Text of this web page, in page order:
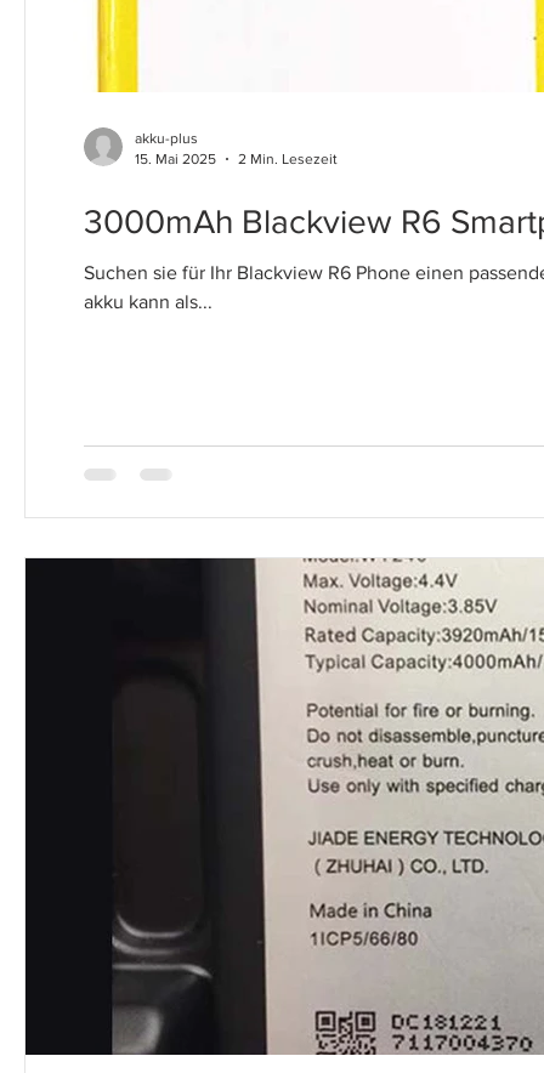
3000mAh Blackview R6
Suchen sie für Ihr Blackview R6 Phone einen
akku kann als...
akku-plus
15. Mai 2025
2 Min. Lesezeit